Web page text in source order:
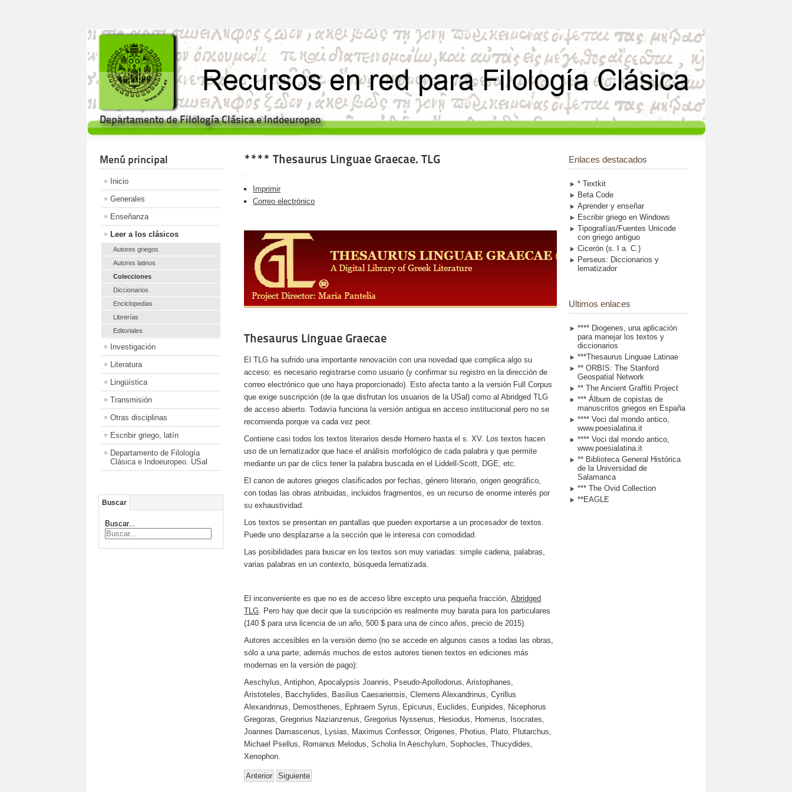
Departamento de Filología Clásica e Indoeuropeo
Menú principal
Inicio
Generales
Enseñanza
Leer a los clásicos
Autores griegos
Autores latinos
Colecciones
Diccionarios
Enciclopedias
Librerías
Editoriales
Investigación
Literatura
Lingüística
Transmisión
Otras disciplinas
Escribir griego, latín
Departamento de Filología
Clásica e Indoeuropeo. USal
Buscar
Buscar...
**** Thesaurus Linguae Graecae. TLG
Imprimir
Correo electrónico
Thesaurus Linguae Graecae
El TLG ha sufrido una importante renovación con una novedad que complica algo su
acceso: es necesario registrarse como usuario (y confirmar su registro en la dirección de
correo electrónico que uno haya proporcionado). Esto afecta tanto a la versión Full Corpus
que exige suscripción (de la que disfrutan los usuarios de la USal) como al Abridged TLG
de acceso abierto. Todavía funciona la versión antigua en acceso institucional pero no se
recomienda porque va cada vez peor.
Contiene casi todos los textos literarios desde Homero hasta el s. XV. Los textos hacen
uso de un lematizador que hace el análisis morfológico de cada palabra y que permite
mediante un par de clics tener la palabra buscada en el Liddell-Scott, DGE, etc.
El canon de autores griegos clasificados por fechas, género literario, origen geográfico,
con todas las obras atribuidas, incluidos fragmentos, es un recurso de enorme interés por
su exhaustividad.
Los textos se presentan en pantallas que pueden exportarse a un procesador de textos.
Puede uno desplazarse a la sección que le interesa con comodidad.
Las posibilidades para buscar en los textos son muy variadas: simple cadena, palabras,
varias palabras en un contexto, búsqueda lematizada.
El inconveniente es que no es de acceso libre excepto una pequeña fracción,Abridged
TLG . Pero hay que decir que la suscripción es realmente muy barata para los particulares
(140 $ para una licencia de un año, 500 $ para una de cinco años, precio de 2015).
Autores accesibles en la versión demo (no se accede en algunos casos a todas las obras,
sólo a una parte; además muchos de estos autores tienen textos en ediciones más
modernas en la versión de pago):
Aeschylus, Antiphon, Apocalypsis Joannis, Pseudo-Apollodorus, Aristophanes,
Aristoteles, Bacchylides, Basilius Caesariensis, Clemens Alexandrinus, Cyrillus
Alexandrinus, Demosthenes, Ephraem Syrus, Epicurus, Euclides, Euripides, Nicephorus
Gregoras, Gregorius Nazianzenus, Gregorius Nyssenus, Hesiodus, Homerus, Isocrates,
Joannes Damascenus, Lysias, Maximus Confessor, Origenes, Photius, Plato, Plutarchus,
Michael Psellus, Romanus Melodus, Scholia In Aeschylum, Sophocles, Thucydides,
Xenophon.
Anterior Siguiente
Enlaces destacados
* Textkit
Beta Code
Aprender y enseñar
Escribir griego en Windows
Tipografías/Fuentes Unicode
con griego antiguo
Cicerón (s. I a. C.)
Perseus: Diccionarios y
lematizador
Ultimos enlaces
**** Diogenes, una aplicación
para manejar los textos y
diccionarios
***Thesaurus Linguae Latinae
** ORBIS: The Stanford
Geospatial Network
** The Ancient Graffiti Project
*** Álbum de copistas de
manuscritos griegos en España
**** Voci dal mondo antico,
www.poesialatina.it
**** Voci dal mondo antico,
www.poesialatina.it
** Biblioteca General Histórica
de la Universidad de
Salamanca
*** The Ovid Collection
**EAGLE